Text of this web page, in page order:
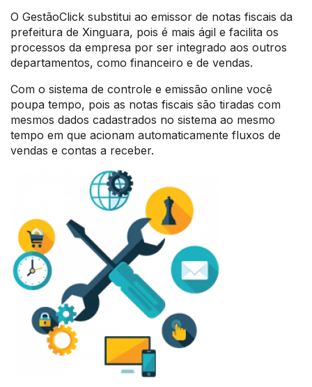
O GestãoClick substitui ao emissor de notas fiscais da
prefeitura de Xinguara, pois é mais ágil e facilita os
processos da empresa por ser integrado aos outros
departamentos, como financeiro e de vendas.
Com o sistema de controle e emissão online você
poupa tempo, pois as notas fiscais são tiradas com
mesmos dados cadastrados no sistema ao mesmo
tempo em que acionam automaticamente fluxos de
vendas e contas a receber.